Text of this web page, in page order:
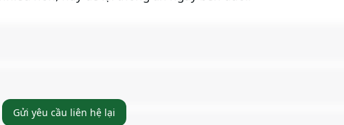
Gửi yêu cầu liên hệ lại